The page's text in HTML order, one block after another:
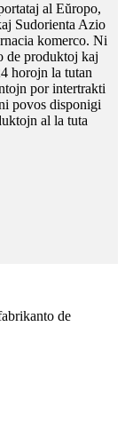
al Eŭropo,
Sudorienta Azio
komerco. Ni
de produktoj kaj
horojn la tutan
por intertrakti
povos disponigi
al la tuta
de